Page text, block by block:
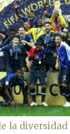
la diversidad